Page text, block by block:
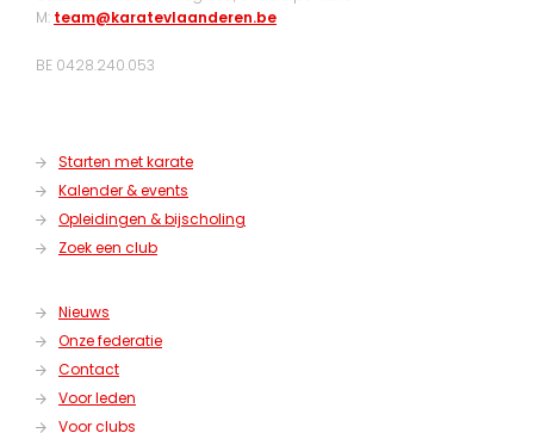
M: team@karatevlaanderen.be
BE 0428.240.053
Starten met karate
Kalender & events
Opleidingen & bijscholing
Zoek een club
Nieuws
Onze federatie
Contact
Voor leden
Voor clubs